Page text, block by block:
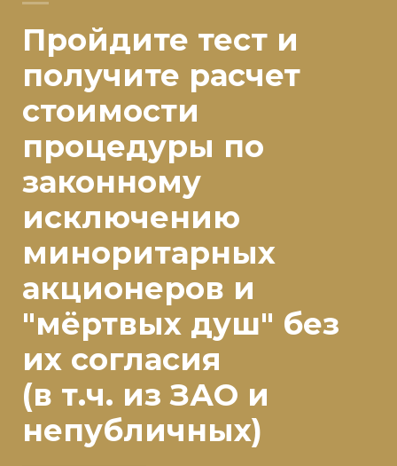
Пройдите тест и
получите расчет
стоимости
процедуры по
законному
исключению
миноритарных
акционеров и
"мёртвых душ" без
их согласия
(в т.ч. из ЗАО и
непубличных)